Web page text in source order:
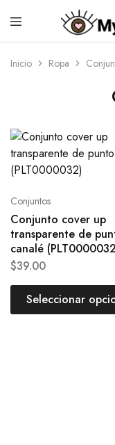
Inicio Ropa
Conjuntos
Conjunto cover up
transparente de
canalé
$39.00
Seleccionar